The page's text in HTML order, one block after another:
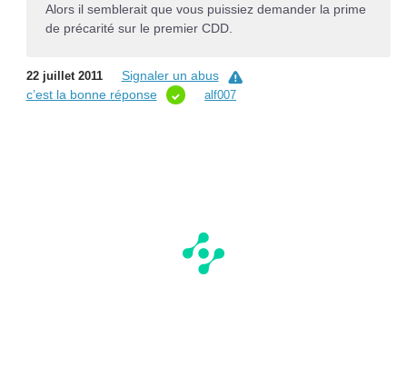
Alors il semblerait que vous puissiez demander la prime
de précarité sur le premier CDD.
22 juillet 2011
Signaler un abus
c’est la bonne réponse
alf007